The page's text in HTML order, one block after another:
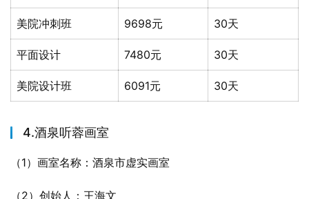
美院冲刺班 9698元 30天
平面设计 7480元 30天
美院设计班 6091元 30天
4.酒泉听蓉画室
（1）画室名称：酒泉市虚实画室
（2）创始人：王海文